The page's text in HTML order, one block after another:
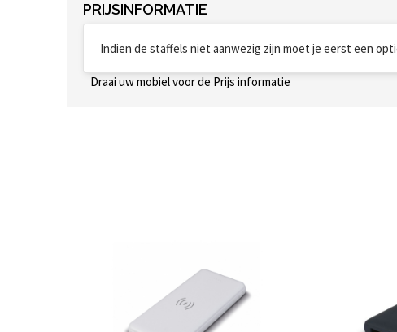
PRIJSINFORMATIE
Indien de staffels niet aanwezig zijn moet je eerst een
Draai uw mobiel voor de Prijs informatie